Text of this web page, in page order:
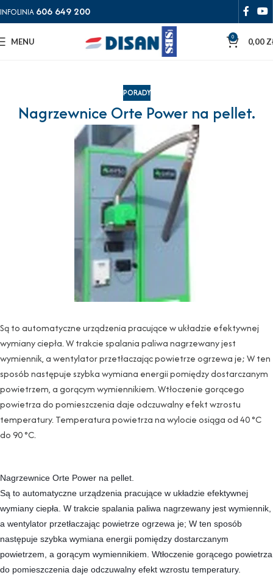
INFOLINIA 606 649 200
MENU 0 0,00
PORADY
Nagrzewnice Orte Power na pellet.
Są to automatyczne urządzenia pracujące w układzie efektywnej
wymiany ciepła. W trakcie spalania paliwa nagrzewany jest
wymiennik, a wentylator przetłaczając powietrze ogrzewa je; W ten
sposób następuje szybka wymiana energii pomiędzy dostarczanym
powietrzem, a gorącym wymiennikiem. Wtłoczenie gorącego
powietrza do pomieszczenia daje odczuwalny efekt wzrostu
temperatury. Temperatura powietrza na wylocie osiąga od 40 °C
do 90 °C.
Nagrzewnice Orte Power na pellet.
Są to automatyczne urządzenia pracujące w układzie efektywnej
wymiany ciepła. W trakcie spalania paliwa nagrzewany jest wymiennik,
a wentylator przetłaczając powietrze ogrzewa je; W ten sposób
następuje szybka wymiana energii pomiędzy dostarczanym
powietrzem, a gorącym wymiennikiem. Wtłoczenie gorącego powietrza
do pomieszczenia daje odczuwalny efekt wzrostu temperatury.